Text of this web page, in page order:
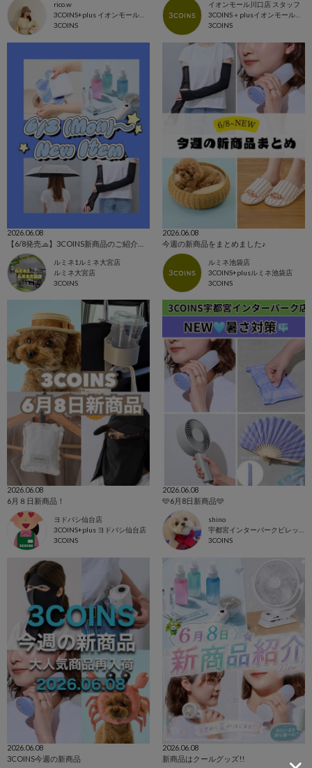
rico.w
3COINS+plus イオンモール日吉津店
3COINS
イオンモール川口店 スタッフ
3COINS＋plusイオンモール川口店
3COINS
2026.06.08
ルミネ1ルミネ大宮店
ルミネ大宮店
3COINS
2026.06.08
今週の新商品をまとめました♪
ルミネ池袋店
3COINS+plusルミネ池袋店
3COINS
2026.06.08
6月８日新商品！
ヨドバシ仙台店
3COINS+plus ヨドバシ仙台店
3COINS
2026.06.08
🩵6月8日新商品🩵
shino
3COINS
2026.06.08
3COINS今週の新商品
2026.06.08
新商品はクールグッズ!!